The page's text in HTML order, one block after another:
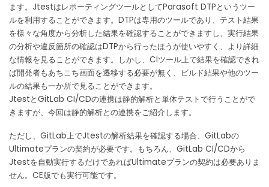
ます。JtestはレポーティングツールとしてParasoft DTPというツー
ルを利用することができます。DTPは専用のツールであり、テスト結果
を様々な角度から分析した結果を確認することができますし、実行結果
の分析や違反箇所の確認はDTPから行ったほうが使いやすく、より詳細
な情報を見ることができます。しかし、CIツール上で結果を確認できれ
ば開発者もあちこち画面を遷移する必要が無く、ビルド結果や他のツー
ルの結果も一か所で見ることができます。
JtestとGitLab CI/CDの連携は静的解析と単体テストで行うことがで
きますが、今回は静的解析との連携をご紹介します。
ただし、GitLab上でJtestの解析結果を確認する場合、GitLabの
Ultimateプランの契約が必要です。もちろん、GitLab CI/CDから
Jtestを自動実行するだけであればUltimateプランの契約は必要ありま
せん。CE版でも実行可能です。